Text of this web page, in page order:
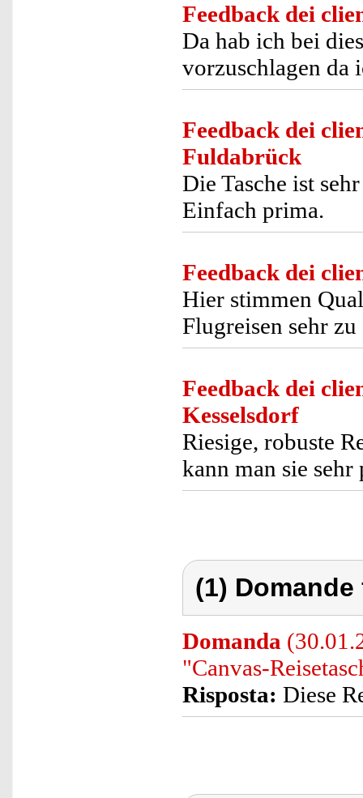
Feedback dei
Da hab ich bei
vorzuschlagen da
Feedback dei
Fuldabrück
Die Tasche ist
Einfach prima.
Feedback dei
Hier stimmen
Flugreisen sehr
Feedback dei
Kesselsdorf
Riesige, robuste
kann man sie
(1)
Domanda
"Canvas-
Risposta: Diese